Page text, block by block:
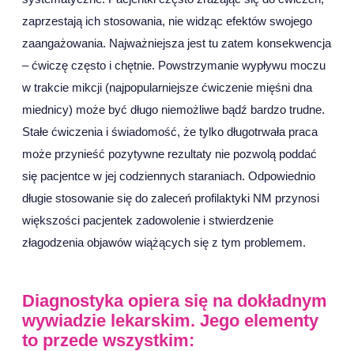
zaprzestają ich stosowania, nie widząc efektów swojego
zaangażowania. Najważniejsza jest tu zatem konsekwencja
– ćwiczę często i chętnie. Powstrzymanie wypływu moczu
w trakcie mikcji (najpopularniejsze ćwiczenie mięśni dna
miednicy) może być długo niemożliwe bądź bardzo trudne.
Stałe ćwiczenia i świadomość, że tylko długotrwała praca
może przynieść pozytywne rezultaty nie pozwolą poddać
się pacjentce w jej codziennych staraniach. Odpowiednio
długie stosowanie się do zaleceń profilaktyki NM przynosi
większości pacjentek zadowolenie i stwierdzenie
złagodzenia objawów wiążących się z tym problemem.
Diagnostyka opiera się na dokładnym
wywiadzie lekarskim. Jego elementy
to przede wszystkim: